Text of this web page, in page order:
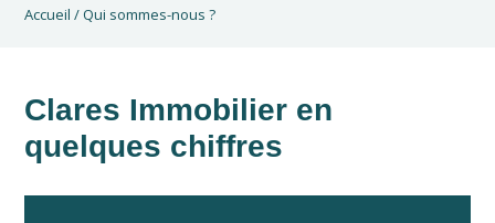
Accueil /Qui sommes-nous ?
Clares Immobilier en
quelques chiffres